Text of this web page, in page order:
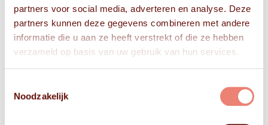
partners voor social media, adverteren en analyse. Deze
partners kunnen deze gegevens combineren met andere
informatie die u aan ze heeft verstrekt of die ze hebben
verzameld op basis van uw gebruik van hun services.
Noodzakelijk